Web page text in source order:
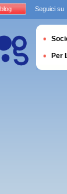
Seguici su
Per